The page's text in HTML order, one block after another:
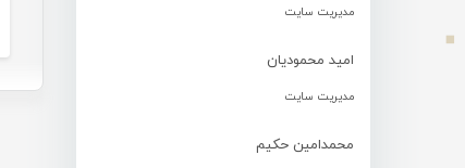
مدیریت سایت
امید محمودیان
مدیریت سایت
محمدامین حکیم